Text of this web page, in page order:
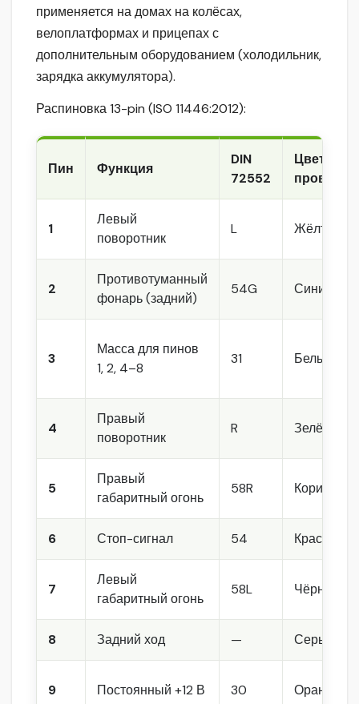
применяется на домах на колёсах,
велоплатформах и прицепах с
дополнительным оборудованием (холодильник,
зарядка аккумулятора).
Распиновка 13-pin (ISO 11446:2012):
Пин Функция
DIN
72552
Цвет
провода
1
Левый
поворотник
L Жёлтый
2
Противотуманный
фонарь (задний)
54G Синий
3
Масса для пинов
1, 2, 4–8
31 Белый
4
Правый
поворотник
R Зелёный
5
Правый
габаритный огонь
58R
6 Стоп-сигнал 54 Красный
7
Левый
габаритный огонь
58L Чёрный
8 Задний ход — Серый
9 Постоянный +12 В 30